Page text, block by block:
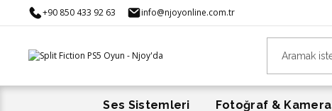
+90 850 433 92 63 info@njoyonline.com.tr
Ses Sistemleri Fotoğraf & Kamera